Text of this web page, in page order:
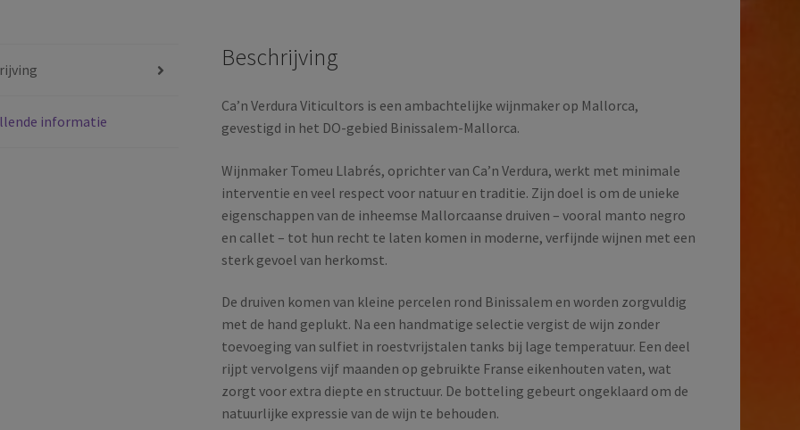
|
|
2024
informatie
Beschrijving
Ca’n Verdura Viticultors is een ambachtelijke wijnmaker op Mallorca,
gevestigd in het DO-gebied Binissalem-Mallorca.
Wijnmaker Tomeu Llabrés, oprichter van Ca’n Verdura, werkt met minimale
interventie en veel respect voor natuur en traditie. Zijn doel is om de unieke
eigenschappen van de inheemse Mallorcaanse druiven – vooral manto negro
en callet – tot hun recht te laten komen in moderne, verfijnde wijnen met een
sterk gevoel van herkomst.
De druiven komen van kleine percelen rond Binissalem en worden zorgvuldig
met de hand geplukt. Na een handmatige selectie vergist de wijn zonder
toevoeging van sulfiet in roestvrijstalen tanks bij lage temperatuur. Een deel
rijpt vervolgens vijf maanden op gebruikte Franse eikenhouten vaten, wat
zorgt voor extra diepte en structuur. De botteling gebeurt ongeklaard om de
natuurlijke expressie van de wijn te behouden.